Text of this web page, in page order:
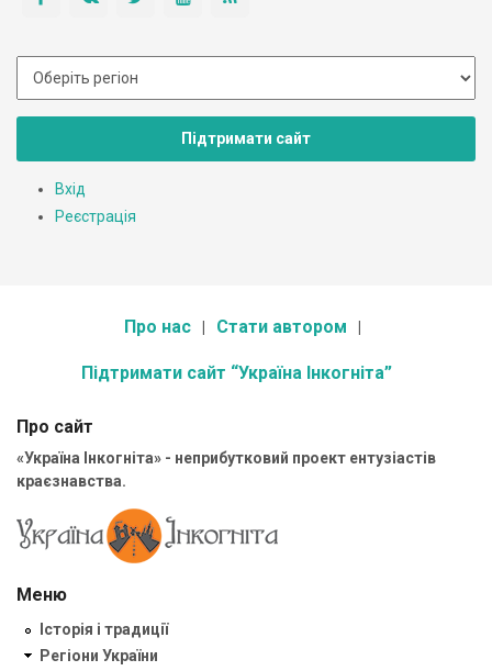
Підтримати сайт
Вхід
Реєстрація
Про нас Стати автором
Підтримати сайт “Україна Інкогніта”
Про сайт
«Україна Інкогніта» - неприбутковий проект ентузіастів
краєзнавства.
Меню
Історія і традиції
Регіони України